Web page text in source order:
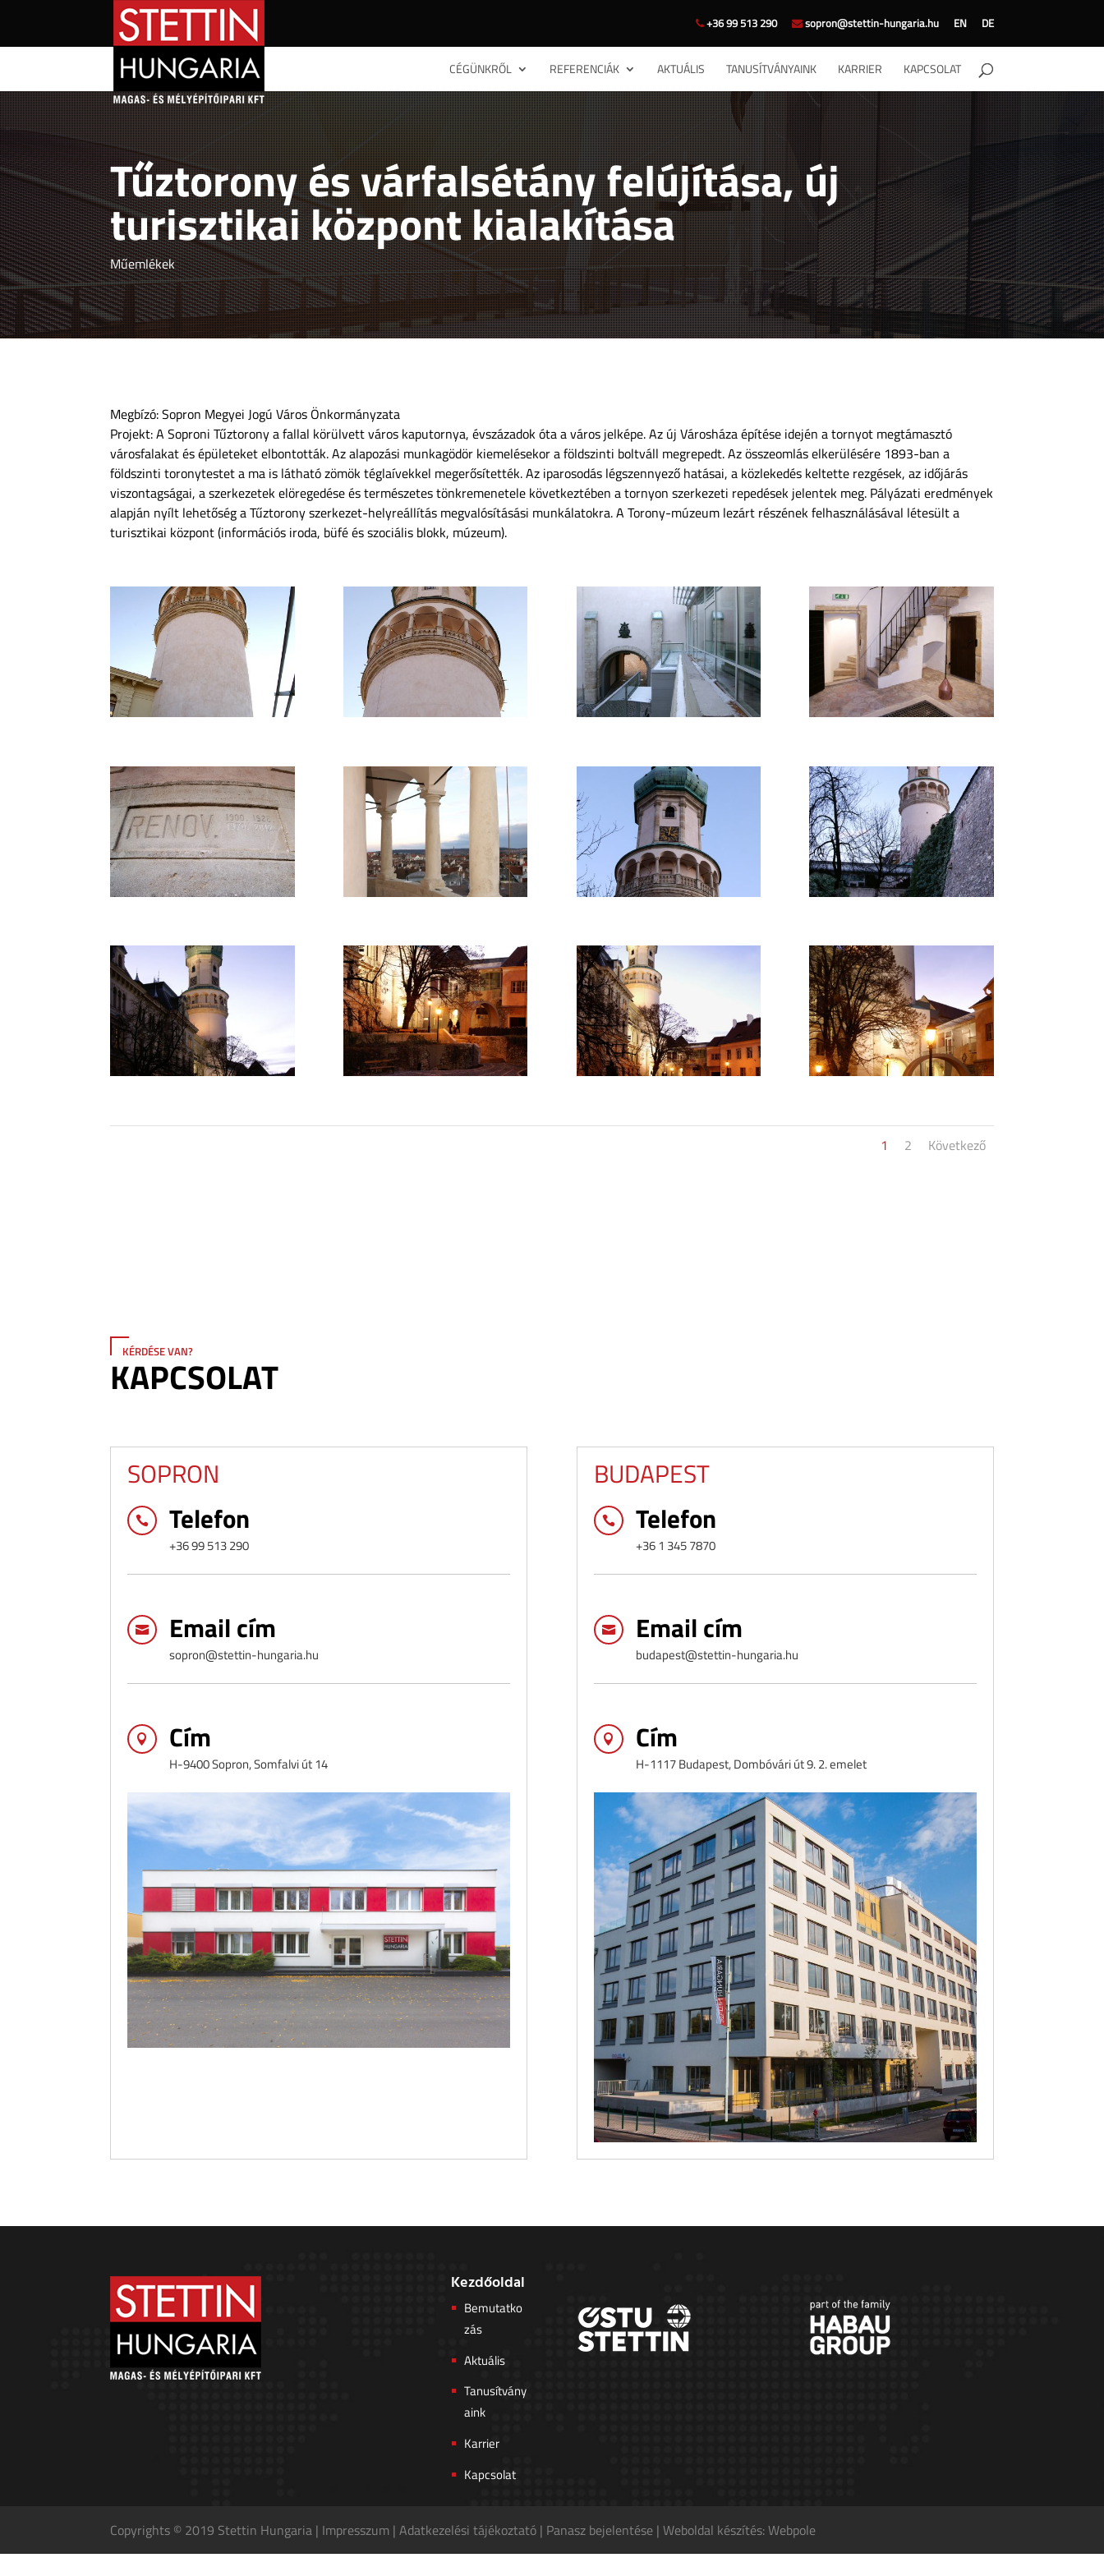
+36 99 513 290 sopron@stettin-hungaria.hu EN DE
CÉGÜNKRŐL REFERENCIÁK AKTUÁLIS TANUSÍTVÁNYAINK KARRIER KAPCSOLAT
Tűztorony és várfalsétány felújítása, új
turisztikai központ kialakítása
Műemlékek
Megbízó: Sopron Megyei Jogú Város Önkormányzata
Projekt: A Soproni Tűztorony a fallal körülvett város kaputornya, évszázadok óta a város jelképe. Az új Városháza építése idején a tornyot megtámasztó
városfalakat és épületeket elbontották. Az alapozási munkagödör kiemelésekor a földszinti boltváll megrepedt. Az összeomlás elkerülésére 1893-ban a
földszinti toronytestet a ma is látható zömök téglaívekkel megerősítették. Az iparosodás légszennyező hatásai, a közlekedés keltette rezgések, az időjárás
viszontagságai, a szerkezetek elöregedése és természetes tönkremenetele következtében a tornyon szerkezeti repedések jelentek meg. Pályázati eredmények
alapján nyílt lehetőség a Tűztorony szerkezet-helyreállítás megvalósításási munkálatokra. A Torony-múzeum lezárt részének felhasználásával létesült a
turisztikai központ (információs iroda, büfé és szociális blokk, múzeum).
1 2 Következő
KÉRDÉSE VAN?
KAPCSOLAT
SOPRON
 Telefon
+36 99 513 290
 Email cím
sopron@stettin-hungaria.hu
 Cím
H-9400 Sopron, Somfalvi út 14
BUDAPEST
 Telefon
+36 1 345 7870
 Email cím
budapest@stettin-hungaria.hu
 Cím
H-1117 Budapest, Dombóvári út 9. 2. emelet
Kezdőoldal
Bemutatko
zás
Aktuális
Tanusítvány
aink
Karrier
Kapcsolat
Copyrights © 2019 Stettin Hungaria | Impresszum |Adatkezelési tájékoztató | Panasz bejelentése |Weboldal készítés: Webpole